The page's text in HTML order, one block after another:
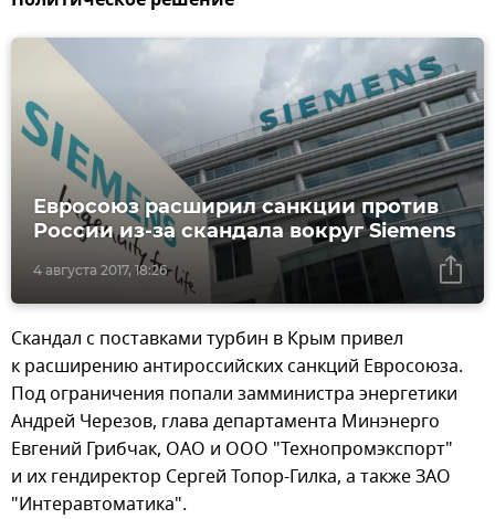
4 августа 2017, 18:26
Евросоюз расширил санкции против
России из-за скандала вокруг Siemens
Скандал с поставками турбин в Крым привел
к расширению антироссийских санкций Евросоюза.
Под ограничения попали замминистра энергетики
Андрей Черезов, глава департамента Минэнерго
Евгений Грибчак, ОАО и ООО "Технопромэкспорт"
и их гендиректор Сергей Топор-Гилка, а также ЗАО
"Интеравтоматика".